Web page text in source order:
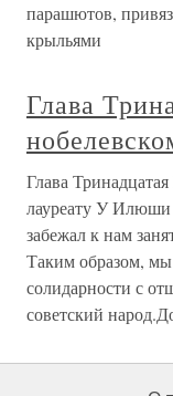
парашютов,
крыльями
Глава
Глава
лауреату У
забежал к нам
Таким образом,
солидарности с
советский